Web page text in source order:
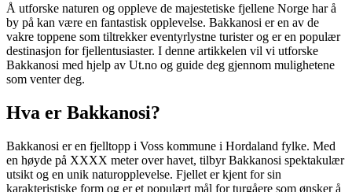
Å utforske naturen og oppleve de majestetiske fjellene Norge har å
by på kan være en fantastisk opplevelse. Bakkanosi er en av de
vakre toppene som tiltrekker eventyrlystne turister og er en populær
destinasjon for fjellentusiaster. I denne artikkelen vil vi utforske
Bakkanosi med hjelp av Ut.no og guide deg gjennom mulighetene
som venter deg.
Hva er Bakkanosi?
Bakkanosi er en fjelltopp i Voss kommune i Hordaland fylke. Med
en høyde på XXXX meter over havet, tilbyr Bakkanosi spektakulær
utsikt og en unik naturopplevelse. Fjellet er kjent for sin
karakteristiske form og er et populært mål for turgåere som ønsker å